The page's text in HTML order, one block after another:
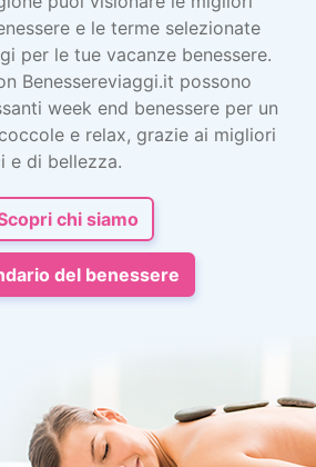
e le terme selezionate
per le tue vacanze benessere.
Benessereviaggi.it possono
week end benessere per un
e relax, grazie ai migliori
e di bellezza.
chi siamo
del benessere